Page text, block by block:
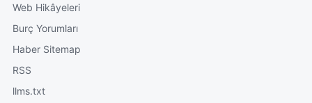
Web Hikâyeleri
Burç Yorumları
Haber Sitemap
RSS
llms.txt